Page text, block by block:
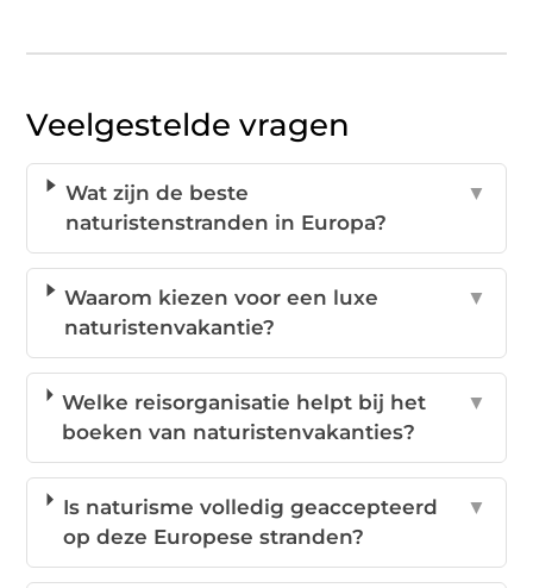
Veelgestelde vragen
Wat zijn de beste
naturistenstranden in Europa?
▼
Waarom kiezen voor een luxe
naturistenvakantie?
▼
Welke reisorganisatie helpt bij het
boeken van naturistenvakanties?
▼
Is naturisme volledig geaccepteerd
op deze Europese stranden?
▼